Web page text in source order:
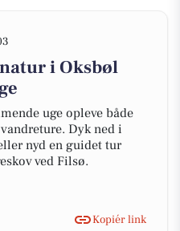
i Oksbøl
uge opleve både
Dyk ned i
nyd en guidet tur
ved Filsø.
Kopiér link